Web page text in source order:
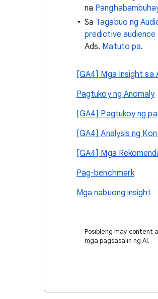
na
Sa Tagabuo ng
predictive audience
Ads. Matuto pa.
[GA4] Mga Insight sa
Pagtukoy ng Anomaly
[GA4] Pagtukoy ng
[GA4] Analysis ng
[GA4] Mga
Pag-benchmark
Mga nabuong insight
Posibleng may content
mga pagsasalin ng AI.